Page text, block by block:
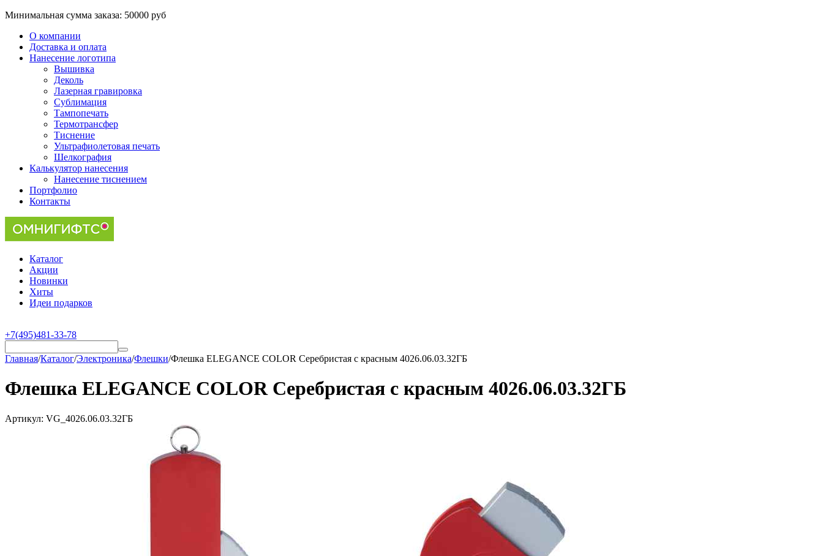
Минимальная сумма заказа: 50000 руб
О компании
Доставка и оплата
Нанесение логотипа
Вышивка
Деколь
Лазерная гравировка
Сублимация
Тампопечать
Термотрансфер
Тиснение
Ультрафиолетовая печать
Шелкография
Калькулятор нанесения
Нанесение тиснением
Портфолио
Контакты
Каталог
Акции
Новинки
Хиты
Идеи подарков
+7(495)481-33-78
Главная/Каталог/Электроника/Флешки/Флешка ELEGANCE COLOR Серебристая с красным 4026.06.03.32ГБ
Флешка ELEGANCE COLOR Серебристая с красным 4026.06.03.32ГБ
Артикул: VG_4026.06.03.32ГБ